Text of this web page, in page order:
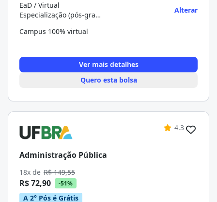
EaD / Virtual
Especialização (pós-graduação)
Alterar
Campus 100% virtual
Ver mais detalhes
Quero esta bolsa
4.3
Administração Pública
18x de R$ 149,55
R$ 72,90 -51%
A 2° Pós é Grátis